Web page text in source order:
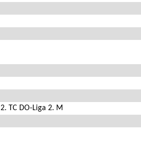
2. TC DO-Liga 2. M